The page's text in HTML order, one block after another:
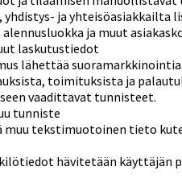
yhdistys- ja yhteisöasiakkailta
ja muut
laskutustiedot
lähettää
toimituksista ja
vaadittavat tunnisteet.
tunniste
muu tekstimuotoinen tieto
hävitetään käyttäjän